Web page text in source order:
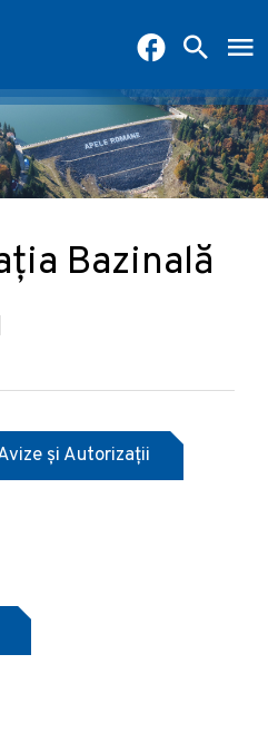
Bazinală
și Autorizații